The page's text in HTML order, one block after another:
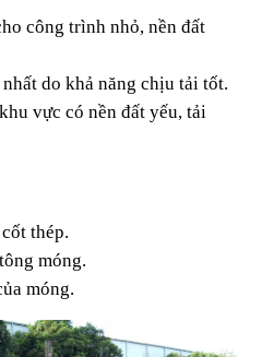
công trình nhỏ, nền đất
do khả năng chịu tải tốt.
vực có nền đất yếu, tải
thép.
móng.
móng.